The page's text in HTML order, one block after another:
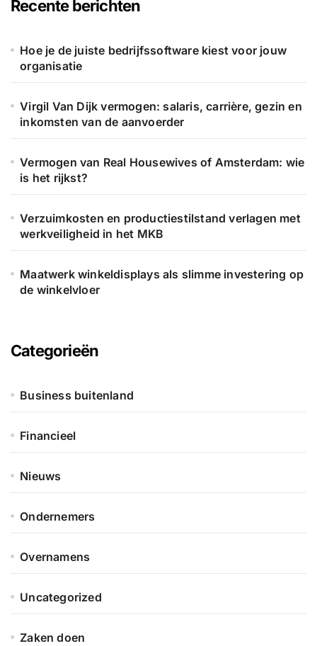
n
a
Recente berichten
Hoe je de juiste bedrijfssoftware kiest voor jouw
organisatie
Virgil Van Dijk vermogen: salaris, carrière, gezin en
inkomsten van de aanvoerder
Vermogen van Real Housewives of Amsterdam: wie
is het rijkst?
Verzuimkosten en productiestilstand verlagen met
werkveiligheid in het MKB
Maatwerk winkeldisplays als slimme investering op
de winkelvloer
Categorieën
Business buitenland
Financieel
Nieuws
Ondernemers
Overnamens
Uncategorized
Zaken doen